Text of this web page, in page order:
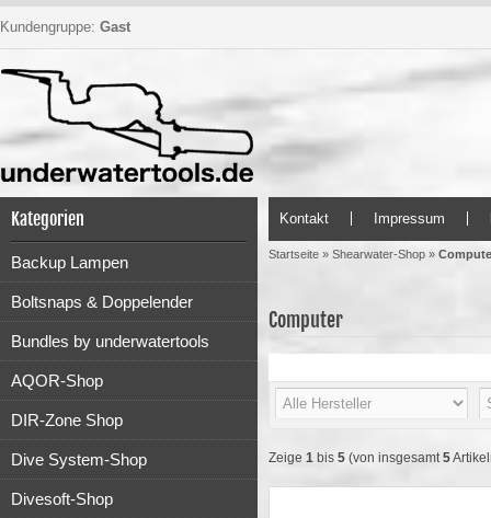
Kundengruppe: Gast
Kategorien
Backup Lampen
Boltsnaps & Doppelender
Bundles by underwatertools
AQOR-Shop
DIR-Zone Shop
Dive System-Shop
Divesoft-Shop
Kontakt Impressum
Startseite » Shearwater-Shop »
Computer
Zeige 1 bis 5 (von insgesamt5